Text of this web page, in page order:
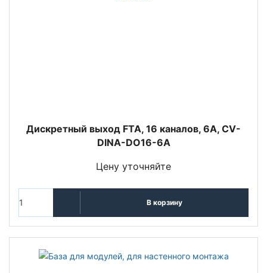
Дискретный выход FTA, 16 каналов, 6A, CV-
DINA-DO16-6A
Цену уточняйте
В корзину